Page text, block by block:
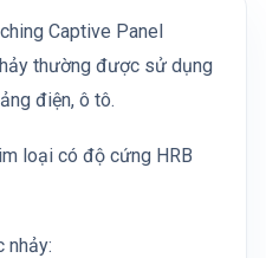
Captive Panel
thường được sử dụng
điện, ô tô.
loại có độ cứng HRB
nhảy: